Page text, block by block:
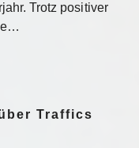
Trotz positiver
Traffics